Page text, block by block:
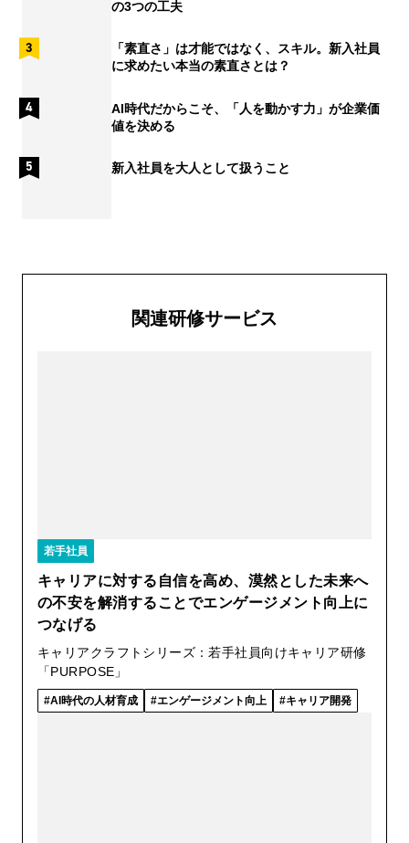
の3つの工夫
「素直さ」は才能ではなく、スキル。新入社員
に求めたい本当の素直さとは？
AI時代だからこそ、「人を動かす力」が企業価
値を決める
新入社員を大人として扱うこと
関連研修サービス
若手社員
キャリアに対する自信を高め、漠然とした未来へ
の不安を解消することでエンゲージメント向上に
つなげる
キャリアクラフトシリーズ：若手社員向けキャリア研修
「PURPOSE」
AI時代の人材育成 エンゲージメント向上 キャリア開発